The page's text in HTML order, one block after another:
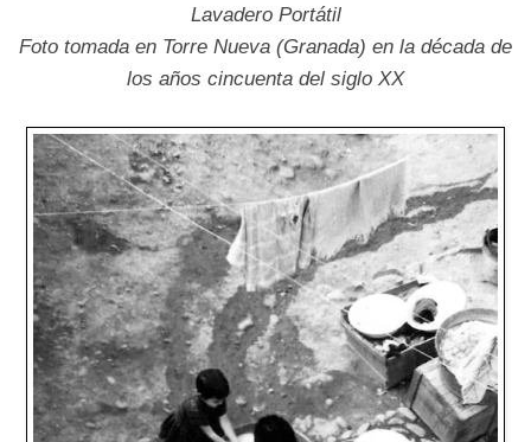
Lavadero Portátil
Foto tomada en Torre Nueva (Granada) en la década de
los años cincuenta del siglo XX